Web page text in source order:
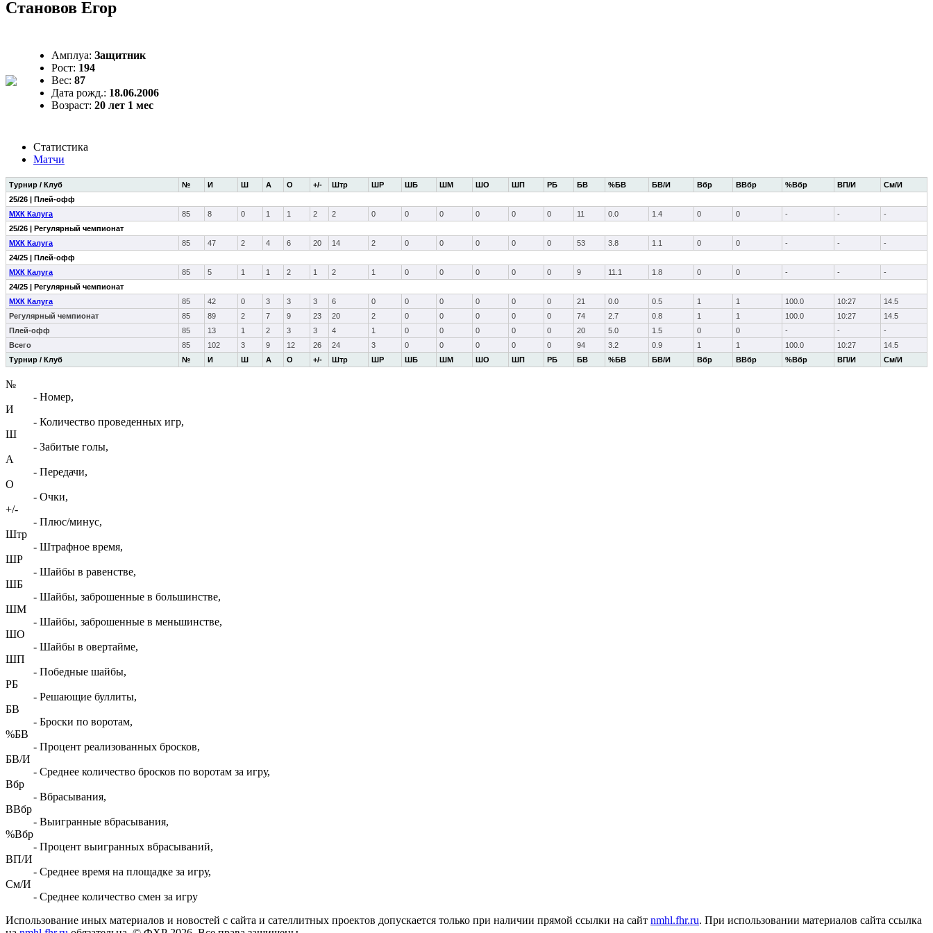
Становов Егор
Амплуа: Защитник
Рост: 194
Вес: 87
Дата рожд.: 18.06.2006
Возраст: 20 лет 1 мес
Статистика
Матчи
Турнир / Клуб № И Ш А О +/- Штр ШР ШБ ШМ ШО ШП РБ БВ %БВ БВ/И Вбр ВВбр %Вбр ВП/И См/И
Турнир / Клуб № И Ш А О +/- Штр ШР ШБ ШМ ШО ШП РБ БВ %БВ БВ/И Вбр ВВбр %Вбр ВП/И См/И
25/26 | Плей-офф
МХК Калуга
85 8 0 1 1 2 2 0 0 0 0 0 0 11 0.0 1.4 0 0 - -
-
25/26 | Регулярный чемпионат
МХК Калуга
85 47 2 4 6 20 14 2 0 0 0 0 0 53 3.8 1.1 0 0 - -
-
24/25 | Плей-офф
МХК Калуга
85 5 1 1 2 1 2 1 0 0 0 0 0 9 11.1 1.8 0 0 - -
-
24/25 | Регулярный чемпионат
МХК Калуга
85 42 0 3 3 3 6 0 0 0 0 0 0 21 0.0 0.5 1 1 100.0 10:27
14.5
Регулярный чемпионат
85 89 2 7 9 23 20 2 0 0 0 0 0 74 2.7 0.8 1 1 100.0 10:27
14.5
Плей-офф
85 13 1 2 3 3 4 1 0 0 0 0 0 20 5.0 1.5 0 0 - -
-
Всего
85 102 3 9 12 26 24 3 0 0 0 0 0 94 3.2 0.9 1 1 100.0 10:27 14.5
№
- Номер,
И
- Количество проведенных игр,
Ш
- Забитые голы,
А
- Передачи,
О
- Очки,
+/-
- Плюс/минус,
Штр
- Штрафное время,
ШР
- Шайбы в равенстве,
ШБ
- Шайбы, заброшенные в большинстве,
ШМ
- Шайбы, заброшенные в меньшинстве,
ШО
- Шайбы в овертайме,
ШП
- Победные шайбы,
РБ
- Решающие буллиты,
БВ
- Броски по воротам,
%БВ
- Процент реализованных бросков,
БВ/И
- Среднее количество бросков по воротам за игру,
Вбр
- Вбрасывания,
ВВбр
- Выигранные вбрасывания,
%Вбр
- Процент выигранных вбрасываний,
ВП/И
- Среднее время на площадке за игру,
См/И
- Среднее количество смен за игру
Использование иных материалов и новостей с сайта и сателлитных проектов допускается только при наличии прямой ссылки на сайт nmhl.fhr.ru. При использовании материалов сайта ссылка